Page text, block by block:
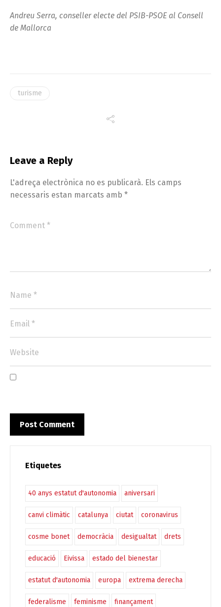
Andreu Serra, conseller electe del PSIB-PSOE al Consell
de Mallorca
turisme
Leave a Reply
L'adreça electrònica no es publicarà. Els camps
necessaris estan marcats amb *
Etiquetes
40 anys estatut d'autonomia aniversari
canvi climàtic catalunya ciutat coronavirus
cosme bonet democràcia desigualtat drets
educació Eivissa estado del bienestar
estatut d'autonomia europa extrema derecha
federalisme feminisme finançament